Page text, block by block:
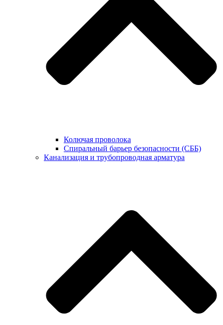
Колючая проволока
Спиральный барьер безопасности (СББ)
Канализация и трубопроводная арматура